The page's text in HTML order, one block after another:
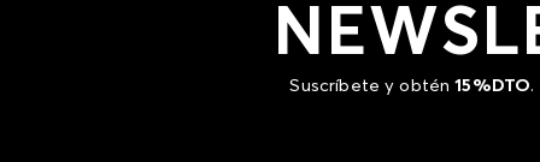
Suscríbete y obtén15%DTO.